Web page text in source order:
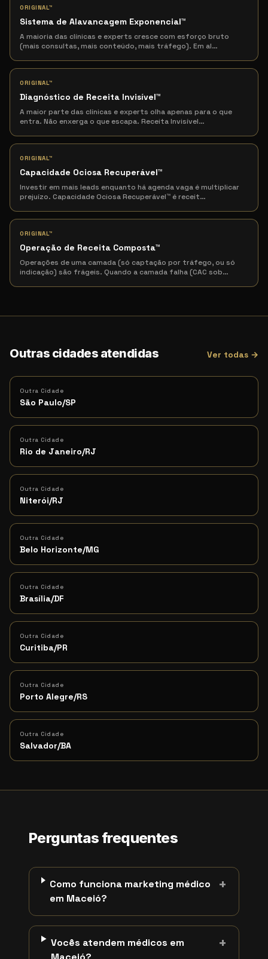
ORIGINAL™
Sistema de Alavancagem Exponencial™
A maioria das clínicas e experts cresce com esforço bruto
(mais consultas, mais conteúdo, mais tráfego). Em al…
ORIGINAL™
Diagnóstico de Receita Invisível™
A maior parte das clínicas e experts olha apenas para o que
entra. Não enxerga o que escapa. Receita Invisível…
ORIGINAL™
Capacidade Ociosa Recuperável™
Investir em mais leads enquanto há agenda vaga é multiplicar
prejuízo. Capacidade Ociosa Recuperável™ é receit…
ORIGINAL™
Operação de Receita Composta™
Operações de uma camada (só captação por tráfego, ou só
indicação) são frágeis. Quando a camada falha (CAC sob…
Outras cidades atendidas Ver todas →
Outra Cidade
São Paulo/SP
Outra Cidade
Rio de Janeiro/RJ
Outra Cidade
Niterói/RJ
Outra Cidade
Belo Horizonte/MG
Outra Cidade
Brasília/DF
Outra Cidade
Curitiba/PR
Outra Cidade
Porto Alegre/RS
Outra Cidade
Salvador/BA
Perguntas frequentes
Como funciona marketing médico
em Maceió?
+
Vocês atendem médicos em
+